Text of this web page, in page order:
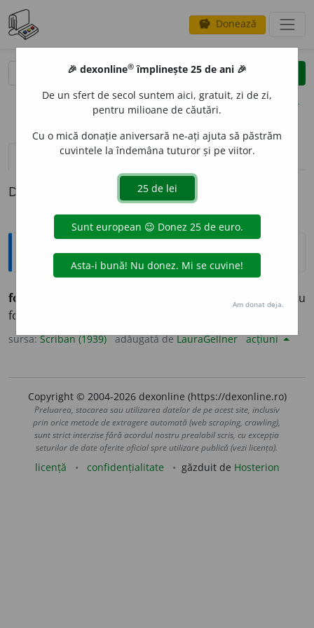
savings Donează
clear
opțiuni
definiții (1) pronunțievolume_up (19)
Definiția cu ID-ul 585422:
Explicative DEX
folositór, -oáre
adj. Util, profitabil, avantajos. Adv. Cu
folos:
sursa:Scriban (1939) adăugată deLauraGellner acțiuni
Copyright © 2004-2026 dexonline (https://dexonline.ro)
Preluarea, stocarea sau utilizarea datelor de pe acest site, inclusiv
prin orice metode de extragere automată (web scraping, crawling),
sunt strict interzise fără acordul nostru prealabil scris, cu excepția
seturilor de date oferite oficial spre utilizare publică (vezi licența).
licență confidențialitate găzduit de Hosterion
🎉 dexonline® împlinește 25 de ani 🎉
De un sfert de secol suntem aici, gratuit, zi de zi,
pentru milioane de căutări.
Cu o mică donație aniversară ne-ați ajuta să păstrăm
cuvintele la îndemâna tuturor și pe viitor.
Am donat deja.